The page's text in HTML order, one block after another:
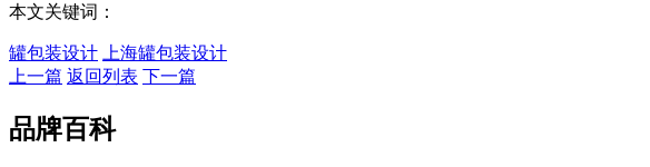
本文关键词：
罐包装设计
上海罐包装设计
上一篇 返回列表 下一篇
品牌百科